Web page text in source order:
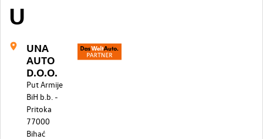
U
UNA
AUTO
D.O.O.
Put Armije
BiH b.b. -
Pritoka
77000
Bihać